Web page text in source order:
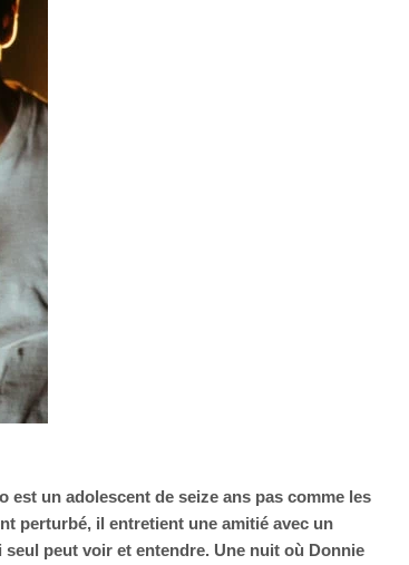
est un adolescent de seize ans pas comme les
perturbé, il entretient une amitié avec un
peut voir et entendre. Une nuit où Donnie